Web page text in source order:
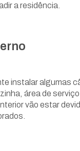
a residência.
instalar algumas
área de
vão estar